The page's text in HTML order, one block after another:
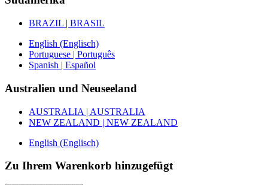
BRAZIL | BRASIL
English (Englisch)
Portuguese | Português
Spanish | Español
Australien und Neuseeland
AUSTRALIA | AUSTRALIA
NEW ZEALAND | NEW ZEALAND
English (Englisch)
Zu Ihrem Warenkorb hinzugefügt